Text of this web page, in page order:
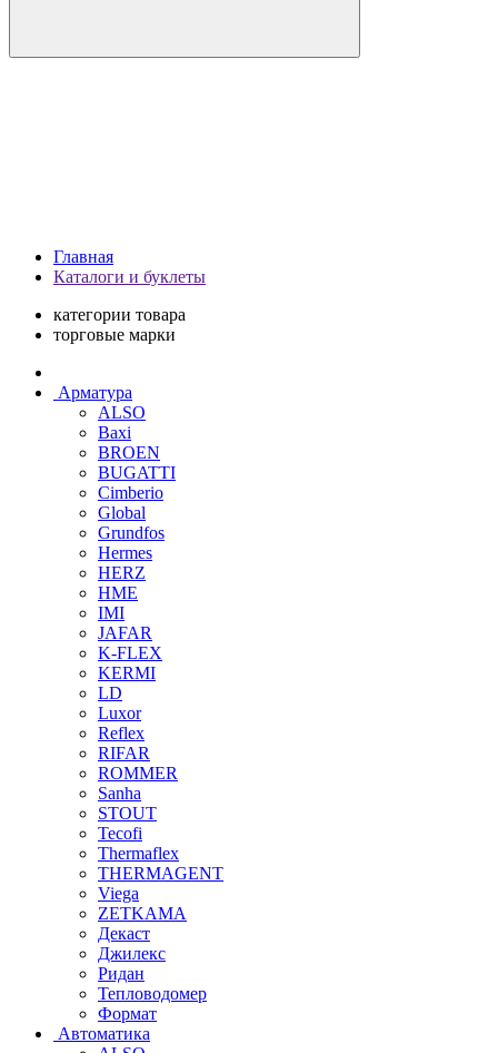
Главная
Каталоги и буклеты
категории товара
торговые марки
Арматура
ALSO
Baxi
BROEN
BUGATTI
Cimberio
Global
Grundfos
Hermes
HERZ
HME
IMI
JAFAR
K-FLEX
KERMI
LD
Luxor
Reflex
RIFAR
ROMMER
Sanha
STOUT
Tecofi
Thermaflex
THERMAGENT
Viega
ZETKAMA
Декаст
Джилекс
Ридан
Тепловодомер
Формат
Автоматика